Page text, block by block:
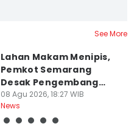
See More
Lahan Makam Menipis,
Pemkot Semarang
Desak Pengembang
Serahkan PSU
08 Agu 2026, 18:27 WIB
News